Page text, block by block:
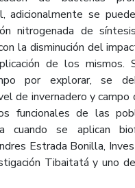
adicionalmente se
nitrogenada de
la disminución del
de los mismos.
por explorar, se
de invernadero y campo
funcionales de las
se aplican
Estrada Bonilla,
Tibaitatá y uno